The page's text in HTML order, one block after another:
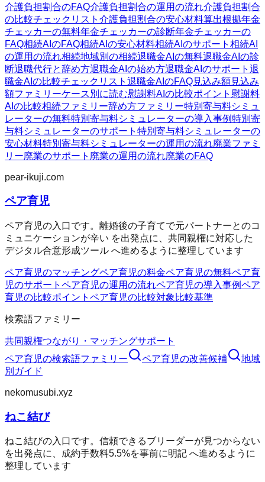
介護負担割合のFAQ介護負担割合の運用の流れ介護負担割合
の比較チェックリスト 介護負担割合の安心材料算出根拠年金
チェッカーの無料年金チェッカーの診断年金チェッカーの
FAQ相続AIのFAQ相続AIの安心材料相続AIのサポート 相続AI
の運用の流れ相続地域別の相続退職金AIの無料退職金AIの診
断退職代行と辞め方退職金AIの始め方退職金AIのサポート 退
職金AIの比較チェックリスト 退職金AIのFAQ見込み額見込み
額ファミリーケース別に読む慰謝料AIの比較ポイント 慰謝料
AIの比較相続ファミリー辞め方ファミリー特別寄与料シミュ
レーターの無料特別寄与料シミュレーターの導入事例特別寄
与料シミュレーターのサポート 特別寄与料シミュレーターの
安心材料特別寄与料シミュレーターの運用の流れ廃業ファミ
リー廃業のサポート 廃業の運用の流れ廃業のFAQ
pear-ikuji.com
ペア育児
ペア育児の入口です。離婚後の子育てで元パートナーとのコ
ミュニケーションが辛い を出発点に、共同親権に対応した
デジタル合意形成ツール へ進めるように整理しています
ペア育児のマッチングペア育児の料金ペア育児の無料ペア育
児のサポート ペア育児の運用の流れペア育児の導入事例ペア
育児の比較ポイント ペア育児の比較対象 比較基準
検索語ファミリー
共同親権つながり・マッチングサポート
ペア育児の検索語ファミリー ペア育児の改善候補
地域
別ガイド
nekomusubi.xyz
ねこ結び
ねこ結びの入口です。信頼できるブリーダーが見つからない
を出発点に、成約手数料5.5%を事前に明記 へ進めるように
整理しています